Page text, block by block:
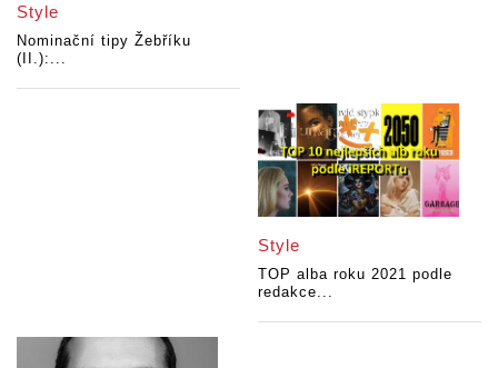
Style
Nominační tipy Žebříku
(II.):...
Style
TOP alba roku 2021 podle
redakce...